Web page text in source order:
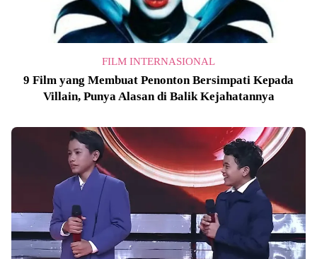
FILM INTERNASIONAL
9 Film yang Membuat Penonton Bersimpati Kepada
Villain, Punya Alasan di Balik Kejahatannya